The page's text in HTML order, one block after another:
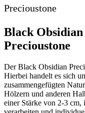
Precioustone
Black
Precioustone
Der Black Obsidian
Hierbei handelt es sich
zusammengefügten
Hölzern und anderen
einer Stärke von 2-3 cm,